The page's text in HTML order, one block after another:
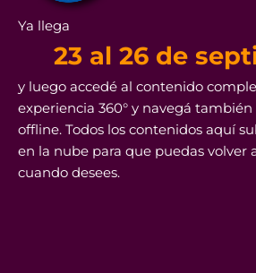
Ya llega
23 al 26 de
y luego accedé al contenido
experiencia 360° y navegá
offline. Todos los contenidos aquí
en la nube para que puedas volver
cuando desees.